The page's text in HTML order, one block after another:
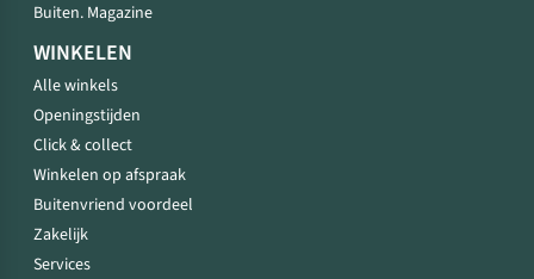
Buiten. Magazine
WINKELEN
Alle winkels
Openingstijden
Click & collect
Winkelen op afspraak
Buitenvriend voordeel
Zakelijk
Services